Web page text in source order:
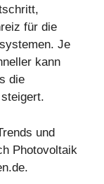
für die
Je
kann
die
und
Photovoltaik